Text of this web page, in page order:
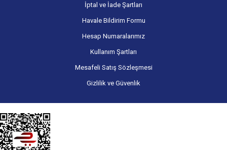
İptal ve İade Şartları
Havale Bildirim Formu
Hesap Numaralarımız
Kullanım Şartları
Mesafeli Satış Sözleşmesi
Gizlilik ve Güvenlik